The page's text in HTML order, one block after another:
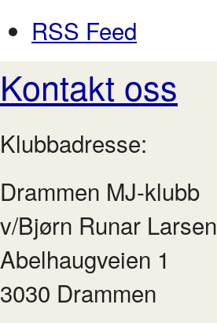
RSS Feed
Kontakt oss
Klubbadresse:
Drammen MJ-klubb
v/Bjørn Runar Larsen
Abelhaugveien 1
3030 Drammen